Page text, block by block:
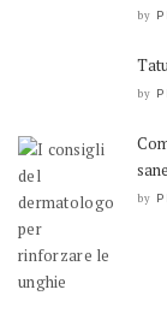
by
by
by